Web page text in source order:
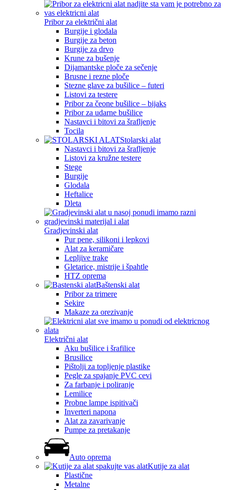
Pribor za električni alat
Burgije i glodala
Burgije za beton
Burgije za drvo
Krune za bušenje
Dijamantske ploče za sečenje
Brusne i rezne ploče
Stezne glave za bušilice – futeri
Listovi za testere
Pribor za čeone bušilice – bijaks
Pribor za udarne bušilice
Nastavci i bitovi za šrafljenje
Tocila
Stolarski alat
Nastavci i bitovi za šrafljenje
Listovi za kružne testere
Stege
Burgije
Glodala
Heftalice
Dleta
Gradjevinski alat
Pur pene, silikoni i lepkovi
Alat za keramičare
Lepljive trake
Gletarice, mistrije i špahtle
HTZ oprema
Baštenski alat
Pribor za trimere
Sekire
Makaze za orezivanje
Električni alat
Aku bušilice i šrafilice
Brusilice
Pištolji za topljenje plastike
Pegle za spajanje PVC cevi
Za farbanje i poliranje
Lemilice
Probne lampe ispitivači
Inverteri napona
Alat za zavarivanje
Pumpe za pretakanje
Auto oprema
Kutije za alat
Plastične
Metalne